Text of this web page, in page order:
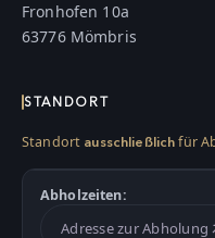
Fronhofen 10a
63776 Mömbris
STANDORT
Standort ausschließlich für
Abholzeiten:
Adresse zur Abholung